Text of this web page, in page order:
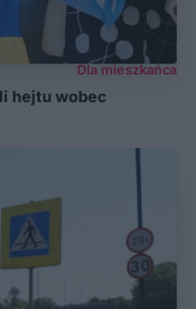
Dla mieszkańca
hejtu wobec